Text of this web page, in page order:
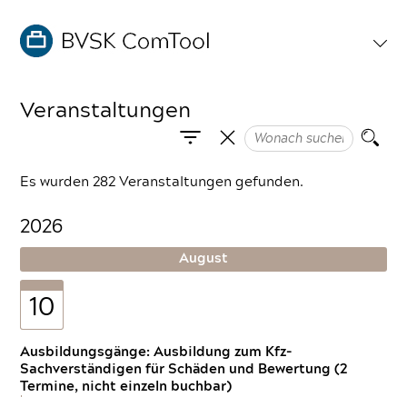
Veranstaltungen
Es wurden 282 Veranstaltungen gefunden.
2026
August
10
Ausbildungsgänge: Ausbildung zum Kfz-
Sachverständigen für Schäden und Bewertung (2
Termine, nicht einzeln buchbar)